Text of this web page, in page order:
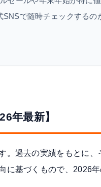
SNSで随時チェックするの
年最新】
。過去の実績をもとに、
に基づくもので、2026